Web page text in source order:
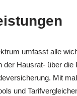
umfasst alle
der Hausrat- über die
Mit
und